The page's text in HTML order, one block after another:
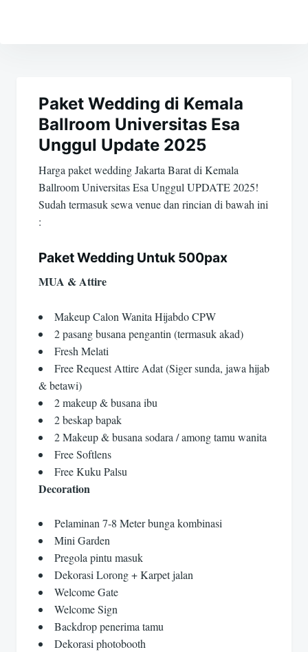
posPaket Wedding di Kemala
Ballroom Universitas Esa
Unggul Update 2025
Harga paket wedding Jakarta Barat di Kemala
Ballroom Universitas Esa Unggul UPDATE 2025!
Sudah termasuk sewa venue dan rincian di bawah ini
:
Paket Wedding Untuk 500pax
MUA & Attire
Makeup Calon Wanita Hijabdo CPW
2 pasang busana pengantin (termasuk akad)
Fresh Melati
Free Request Attire Adat (Siger sunda, jawa hijab
& betawi)
2 makeup & busana ibu
2 beskap bapak
2 Makeup & busana sodara / among tamu wanita
Free Softlens
Free Kuku Palsu
Decoration
Pelaminan 7-8 Meter bunga kombinasi
Mini Garden
Pregola pintu masuk
Dekorasi Lorong + Karpet jalan
Welcome Gate
Welcome Sign
Backdrop penerima tamu
Dekorasi photobooth